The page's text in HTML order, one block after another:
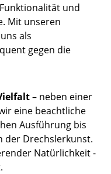
und
Mit unseren
als
gegen die
– neben einer
eine beachtliche
Ausführung bis
der Drechslerkunst.
Natürlichkeit -